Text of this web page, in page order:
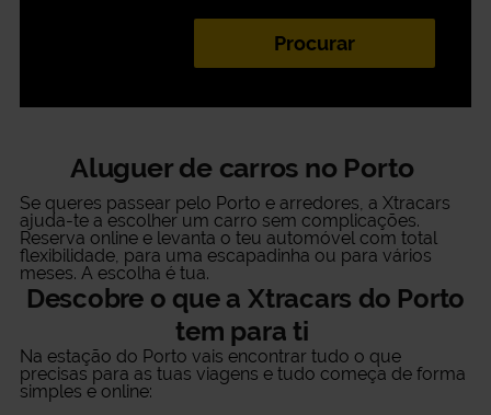
Aluguer de carros no Porto
Se queres passear pelo Porto e arredores, a Xtracars
ajuda-te a escolher um carro sem complicações.
Reserva online e levanta o teu automóvel com total
flexibilidade, para uma escapadinha ou para vários
meses. A escolha é tua.
Descobre o que a Xtracars do Porto
tem para ti
Na estação do Porto vais encontrar tudo o que
precisas para as tuas viagens e tudo começa de forma
simples e online: